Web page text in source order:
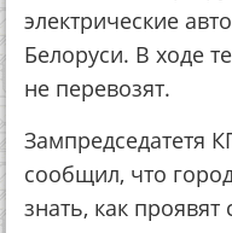
электрические
Белоруси. В ходе
не перевозят.
Зампредседатетя
сообщил, что
знать, как проявят